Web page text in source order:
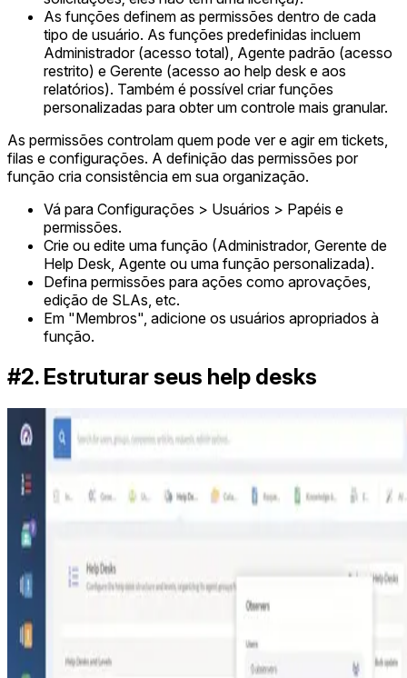
As funções definem as permissões dentro de cada
tipo de usuário. As funções predefinidas incluem
Administrador (acesso total), Agente padrão (acesso
restrito) e Gerente (acesso ao help desk e aos
relatórios). Também é possível criar funções
personalizadas para obter um controle mais granular.
As permissões controlam quem pode ver e agir em tickets,
filas e configurações. A definição das permissões por
função cria consistência em sua organização.
Vá para Configurações > Usuários > Papéis e
permissões.
Crie ou edite uma função (Administrador, Gerente de
Help Desk, Agente ou uma função personalizada).
Defina permissões para ações como aprovações,
edição de SLAs, etc.
Em "Membros", adicione os usuários apropriados à
função.
#2. Estruturar seus help desks